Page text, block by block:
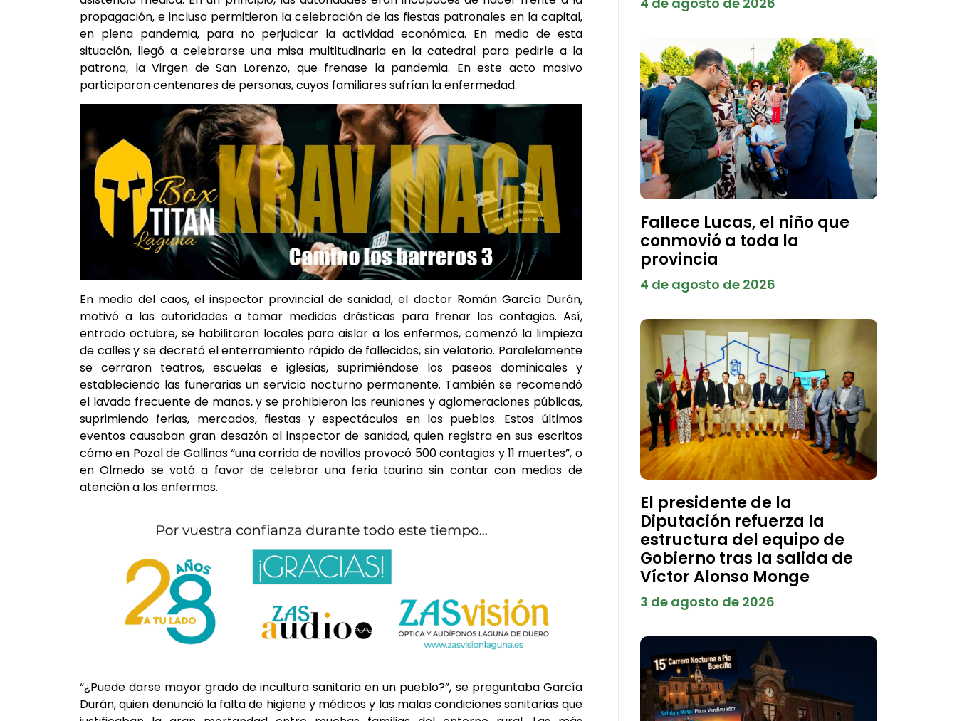
propagación, e incluso permitieron la celebración de las fiestas patronales en la capital,
en plena pandemia, para no perjudicar la actividad económica. En medio de esta
situación, llegó a celebrarse una misa multitudinaria en la catedral para pedirle a la
patrona, la Virgen de San Lorenzo, que frenase la pandemia. En este acto masivo
participaron centenares de personas, cuyos familiares sufrían la enfermedad.
En medio del caos, el inspector provincial de sanidad, el doctor Román García Durán,
motivó a las autoridades a tomar medidas drásticas para frenar los contagios. Así,
entrado octubre, se habilitaron locales para aislar a los enfermos, comenzó la limpieza
de calles y se decretó el enterramiento rápido de fallecidos, sin velatorio. Paralelamente
se cerraron teatros, escuelas e iglesias, suprimiéndose los paseos dominicales y
estableciendo las funerarias un servicio nocturno permanente. También se recomendó
el lavado frecuente de manos, y se prohibieron las reuniones y aglomeraciones públicas,
suprimiendo ferias, mercados, fiestas y espectáculos en los pueblos. Estos últimos
eventos causaban gran desazón al inspector de sanidad, quien registra en sus escritos
cómo en Pozal de Gallinas “una corrida de novillos provocó 500 contagios y 11 muertes”, o
en Olmedo se votó a favor de celebrar una feria taurina sin contar con medios de
atención a los enfermos.
“¿Puede darse mayor grado de incultura sanitaria en un pueblo?”, se preguntaba García
Durán, quien denunció la falta de higiene y médicos y las malas condiciones sanitarias que
Fallece Lucas, el niño que
conmovió a toda la
provincia
4 de agosto de 2026
El presidente de la
Diputación refuerza la
estructura del equipo de
Gobierno tras la salida de
Víctor Alonso Monge
3 de agosto de 2026